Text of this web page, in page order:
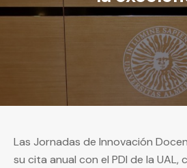
Las Jornadas de Innovación
su cita anual con el PDI de la